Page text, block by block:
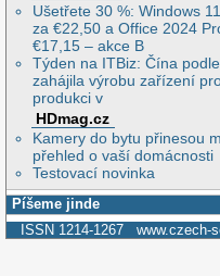
Ušetřete 30 %: Windows
za €22,50 a Office 2024
€17,15 – akce B
Týden na ITBiz: Čína
zahájila výrobu zařízení
produkci v
HDmag.cz
Kamery do bytu přinesou
přehled o vaší domácnosti
Testovací novinka
Píšeme jinde
ISSN 1214-1267 www.czech-